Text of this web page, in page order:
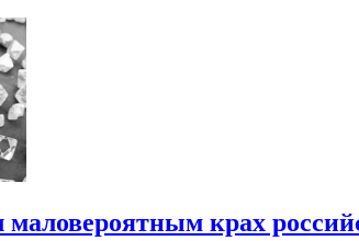
маловероятным крах